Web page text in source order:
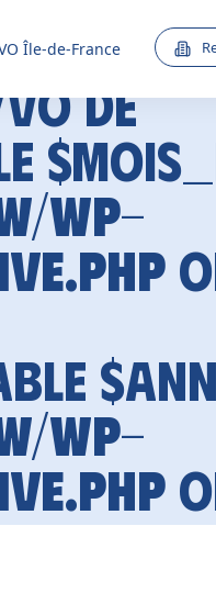
Île-de-France
de
wp-
wp-